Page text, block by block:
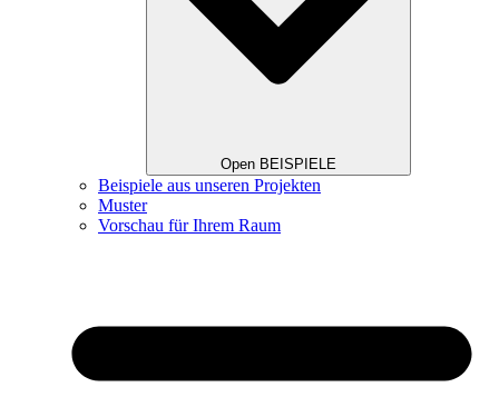
Open BEISPIELE
Beispiele aus unseren Projekten
Muster
Vorschau für Ihrem Raum